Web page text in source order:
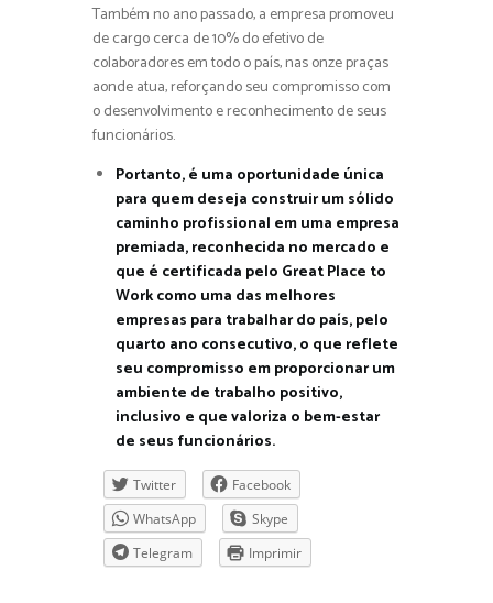
Também no ano passado, a empresa promoveu
de cargo cerca de 10% do efetivo de
colaboradores em todo o país, nas onze praças
aonde atua, reforçando seu compromisso com
o desenvolvimento e reconhecimento de seus
funcionários.
Portanto, é uma oportunidade única
para quem deseja construir um sólido
caminho profissional em uma empresa
premiada, reconhecida no mercado e
que é certificada pelo Great Place to
Work como uma das melhores
empresas para trabalhar do país, pelo
quarto ano consecutivo, o que reflete
seu compromisso em proporcionar um
ambiente de trabalho positivo,
inclusivo e que valoriza o bem-estar
de seus funcionários.
Twitter
Facebook
WhatsApp
Skype
Telegram
Imprimir